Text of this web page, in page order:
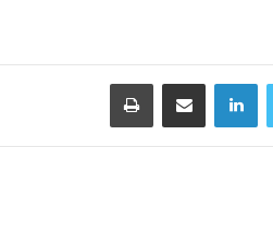
لينكدإن مشاركة عبر البريد طباعة